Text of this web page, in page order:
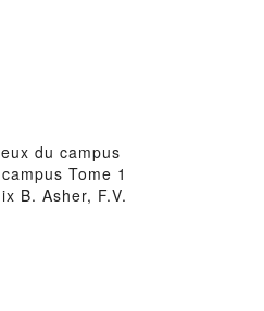
du campus
Tome 1
B. Asher, F.V.